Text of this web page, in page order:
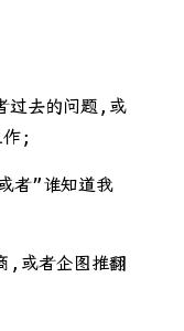
过去的问题,或
作;
者”谁知道我
,或者企图推翻